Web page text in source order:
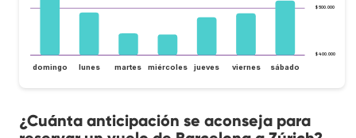
$ 400.000
$ 500.000
domingo lunes martes miércoles jueves viernes sábado
¿Cuánta anticipación se aconseja para